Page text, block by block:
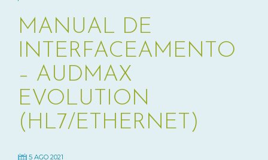
MANUAL DE
INTERFACEAMENTO
– AUDMAX
EVOLUTION
(HL7/ETHERNET)
5 AGO 2021